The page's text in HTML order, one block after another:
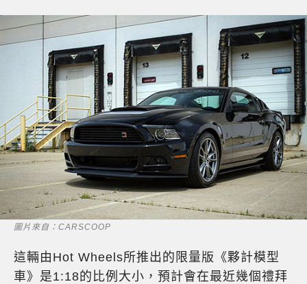
圖片來自：CARSCOOP
這輛由Hot Wheels所推出的限量版《夥計模型
車》是1:18的比例大小，預計會在最近幾個禮拜